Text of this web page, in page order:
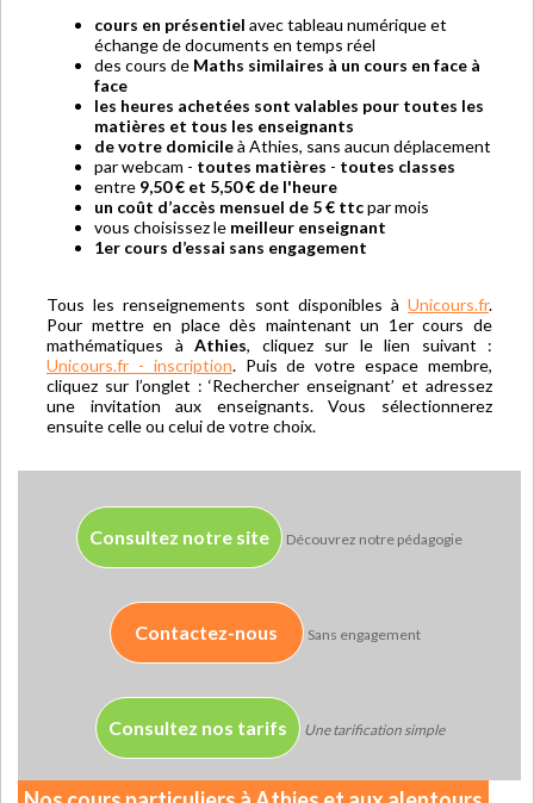
cours en présentiel avec tableau numérique et
échange de documents en temps réel
des cours de Maths similaires à un cours en face à
face
les heures achetées sont valables pour toutes les
matières et tous les enseignants
de votre domicileà Athies, sans aucun déplacement
par webcam - toutes matières - toutes classes
entre 9,50 € et 5,50 € de l'heure
un coût d’accès mensuel de 5 € ttcpar mois
vous choisissez le meilleur enseignant
1er cours d’essai sans engagement
Tous les renseignements sont disponibles à Unicours.fr.
Pour mettre en place dès maintenant un 1er cours de
mathématiques à Athies, cliquez sur le lien suivant :
Unicours.fr - inscription. Puis de votre espace membre,
cliquez sur l’onglet : ‘Rechercher enseignant’ et adressez
une invitation aux enseignants. Vous sélectionnerez
ensuite celle ou celui de votre choix.
Consultez notre site Découvrez notre pédagogie
Contactez-nous Sans engagement
Consultez nos tarifs Une tarification simple